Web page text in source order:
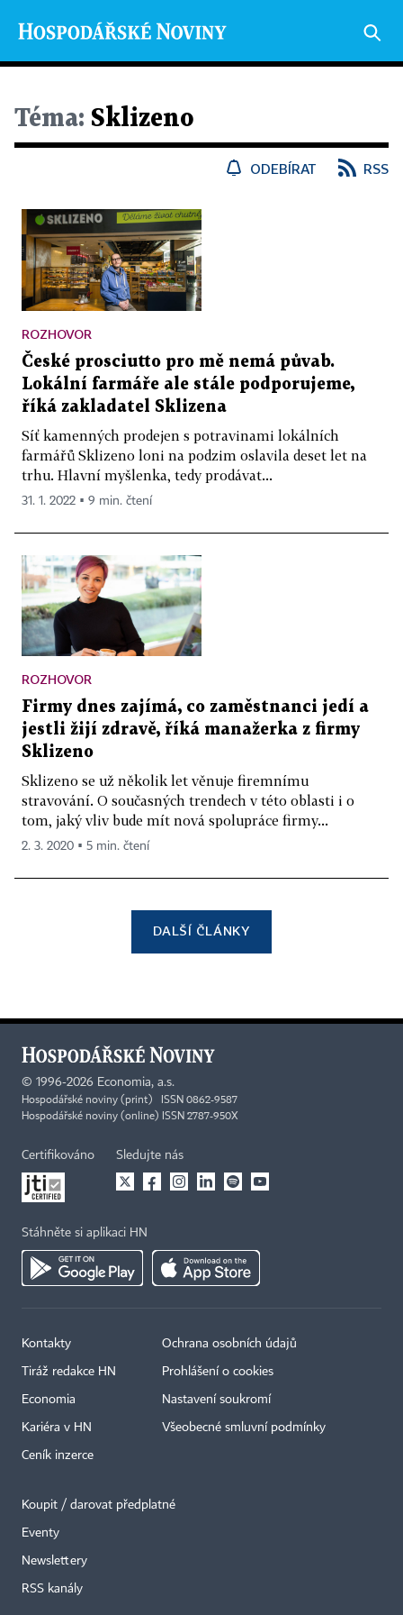
Téma: Sklizeno
ODEBÍRAT RSS
ROZHOVOR
České prosciutto pro mě nemá půvab.
Lokální farmáře ale stále podporujeme,
říká zakladatel Sklizena
Síť kamenných prodejen s potravinami lokálních
farmářů Sklizeno loni na podzim oslavila deset let na
trhu. Hlavní myšlenka, tedy prodávat...
31. 1. 2022 ▪ 9 min. čtení
ROZHOVOR
Firmy dnes zajímá, co zaměstnanci jedí a
jestli žijí zdravě, říká manažerka z firmy
Sklizeno
Sklizeno se už několik let věnuje firemnímu
stravování. O současných trendech v této oblasti i o
tom, jaký vliv bude mít nová spolupráce firmy...
2. 3. 2020 ▪ 5 min. čtení
DALŠÍ ČLÁNKY
© 1996-2026 Economia, a.s.
Hospodářské noviny (print) ISSN 0862-9587
Hospodářské noviny (online) ISSN 2787-950X
Certifikováno Sledujte nás
Stáhněte si aplikaci HN
Kontakty
Tiráž redakce HN
Economia
Kariéra v HN
Ceník inzerce
Ochrana osobních údajů
Prohlášení o cookies
Nastavení soukromí
Všeobecné smluvní podmínky
Koupit / darovat předplatné
Eventy
Newslettery
RSS kanály